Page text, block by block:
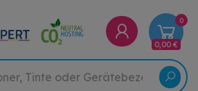
0
0,00 €